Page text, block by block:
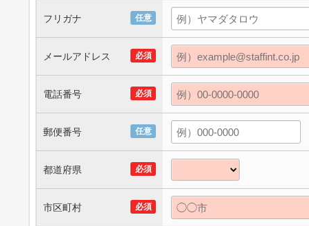
任意
フリガナ
必須
メールアドレス
必須
電話番号
任意
郵便番号
必須
都道府県
必須
市区町村